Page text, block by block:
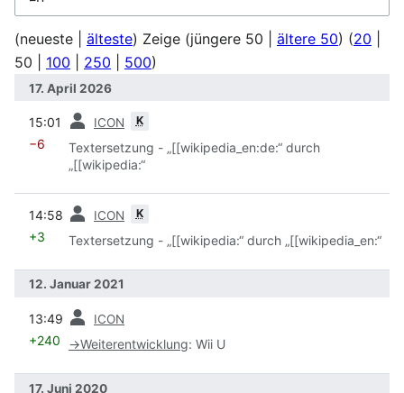
(neueste älteste) Zeige (jüngere 50 ältere 50) (20
50
100 250 500)
17. April 2026
15:01 ICON K
−6
Textersetzung - „[[wikipedia_en:de:“ durch
„[[wikipedia:“
14:58 ICON K
+3 Textersetzung - „[[wikipedia:“ durch „[[wikipedia_en:“
12. Januar 2021
13:49 ICON
+240 →Weiterentwicklung: Wii U
17. Juni 2020